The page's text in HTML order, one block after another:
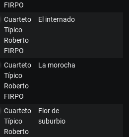
FIRPO
Cuarteto
Típico
Roberto
FIRPO
El internado
Cuarteto
Típico
Roberto
FIRPO
La morocha
Cuarteto
Típico
Roberto
Flor de
suburbio